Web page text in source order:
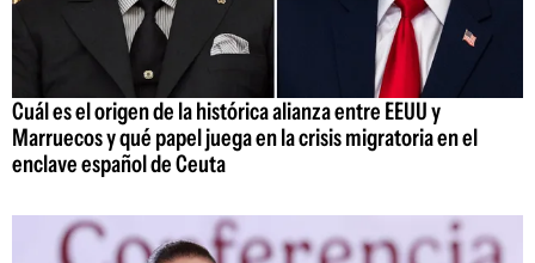
Cuál es el origen de la histórica alianza entre EEUU y
Marruecos y qué papel juega en la crisis migratoria en el
enclave español de Ceuta